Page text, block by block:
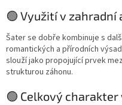
🟢 Využití v
Šater se dobře kombinuje s
romantických a přírodních
slouží jako propojující prvek
strukturou záhonu.
🟢 Celkový charakter